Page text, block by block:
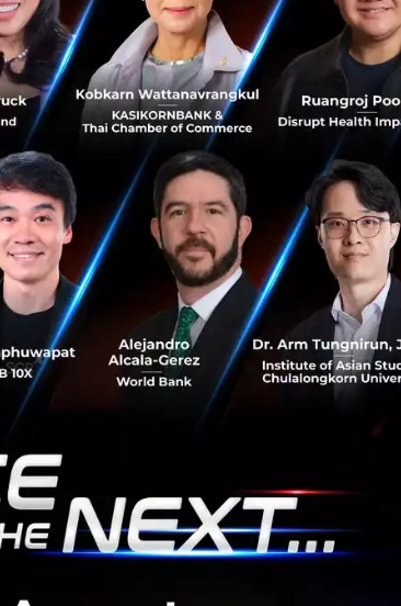
หน้าที่บริหาร KMPG ประเทศไทย ให้ข้อมูลว่า
'Big 4 Audit Firm' เรื่องการตรวจสอบบัญชี ที่
ด้านกฏหมาย และเป็นที่ปรึกษาด้านธุรกิจ การ
ให้คำปรึกษาในการวางแผนกลยุทธ์ เพื่อเสริม
ร้อมในด้านต่าง ๆ เพื่อสร้างความเติบโตให้ธุรกิจ
ลักทรัพย์ และสร้างมูลค่าทางเศรษฐกิจให้กับ
นวยการสำนักงานนวัตกรรมแห่งชาติ (องค์การ
งเสริม แลัพัฒนาศักยภาพของผู้ประกอบการด้าน
ย์ และเข้าถึงแหล่งเงินทุนได้
เทคโนโลยี เป็น ‘New Economy’ ของประเทศ
สามารถเตรียมระบบงานให้มีความพร้อม รวมถึง
ได้อย่างมีคุณภาพ